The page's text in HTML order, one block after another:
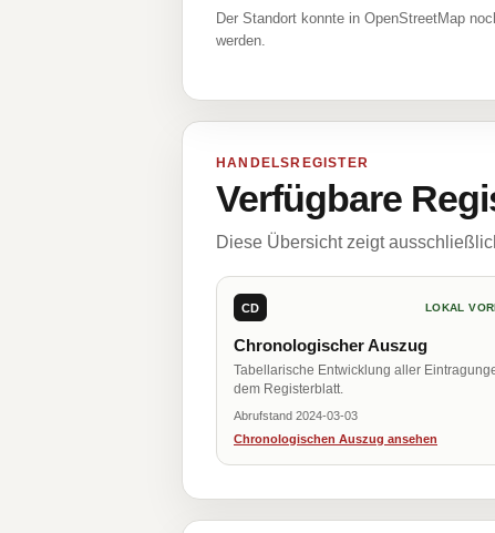
Der Standort konnte in OpenStreetMap
werden.
HANDELSREGISTER
Verfügbare
Diese Übersicht zeigt
CD LOKAL
Chronologischer Auszug
Tabellarische Entwicklung aller
dem Registerblatt.
Abrufstand 2024-03-03
Chronologischen Auszug ansehen